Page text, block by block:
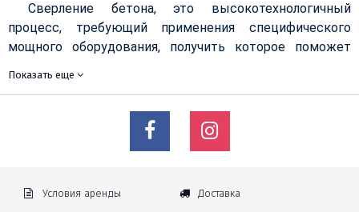
Сверление бетона, это высокотехнологичный
процесс, требующий применения специфического
мощного оборудования, получить которое поможет
Будпрокат. Данные устройства представляют собой
мощные фрезерные станки, способные к сверлению в
бетоне, асфальте и других сверхпрочных поверхностях
за счет высокого крутящего момента станка и
Показать еще
Условия аренды Доставка